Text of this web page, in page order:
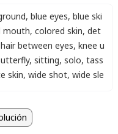
, blue eyes, blue ski
mouth, colored skin, det
hair between eyes, knee u
, sitting, solo, tass
skin, wide shot, wide sle